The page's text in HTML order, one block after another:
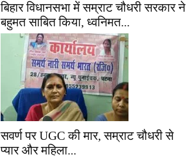
बिहार विधानसभा में सम्राट चौधरी सरकार ने
बहुमत साबित किया, ध्वनिमत...
सवर्ण पर UGC की मार, सम्राट चौधरी से
प्यार और महिला...